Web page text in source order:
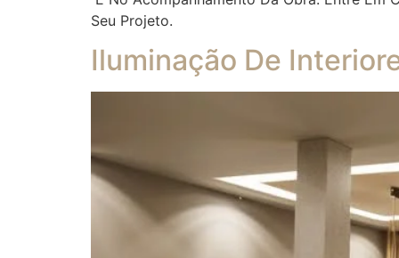
Seu Projeto.
Iluminação De